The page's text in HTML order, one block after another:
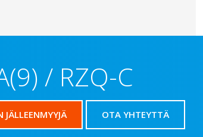
/ RZQ-C
JÄLLEENMYYJÄ OTA YHTEYTTÄ